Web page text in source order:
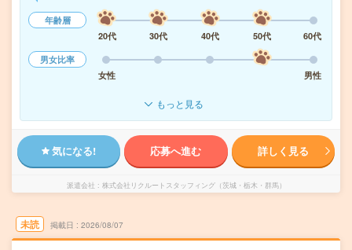
年齢層
20代
30代 40代 50代
60代
男女比率
女性
男性
もっと見る
気になる! 応募へ進む 詳しく見る
派遣会社 株式会社リクルートスタッフィング（茨城・栃木・群馬）
未読 掲載日 2026/08/07